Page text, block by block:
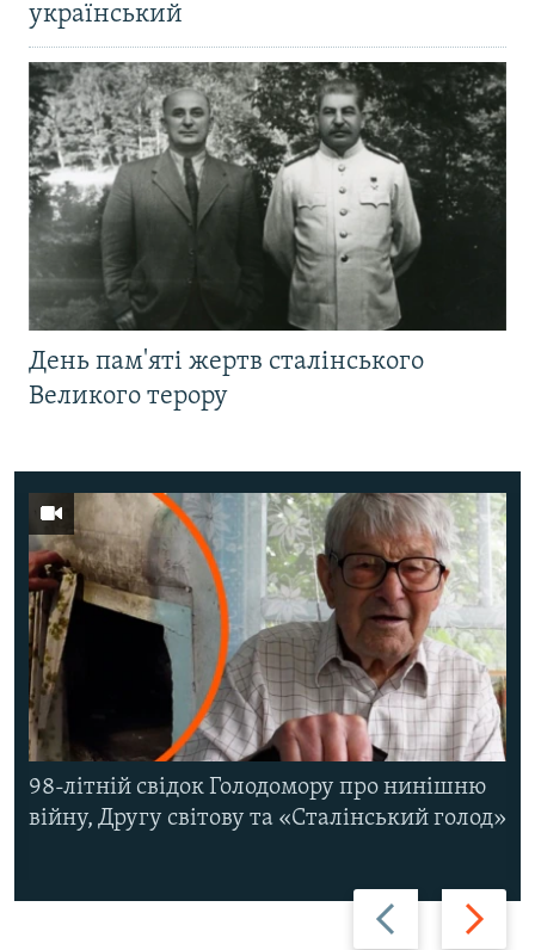
український
День пам'яті жертв сталінського
Великого терору
Назад Вперед
98-літній свідок Голодомору про нинішню
війну, Другу світову та «Сталінський голод»